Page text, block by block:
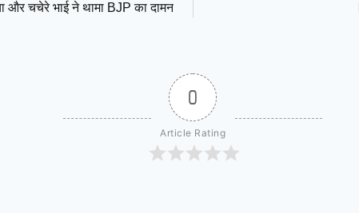
और चचेरे भाई ने थामा BJP का दामन
0
Article Rating